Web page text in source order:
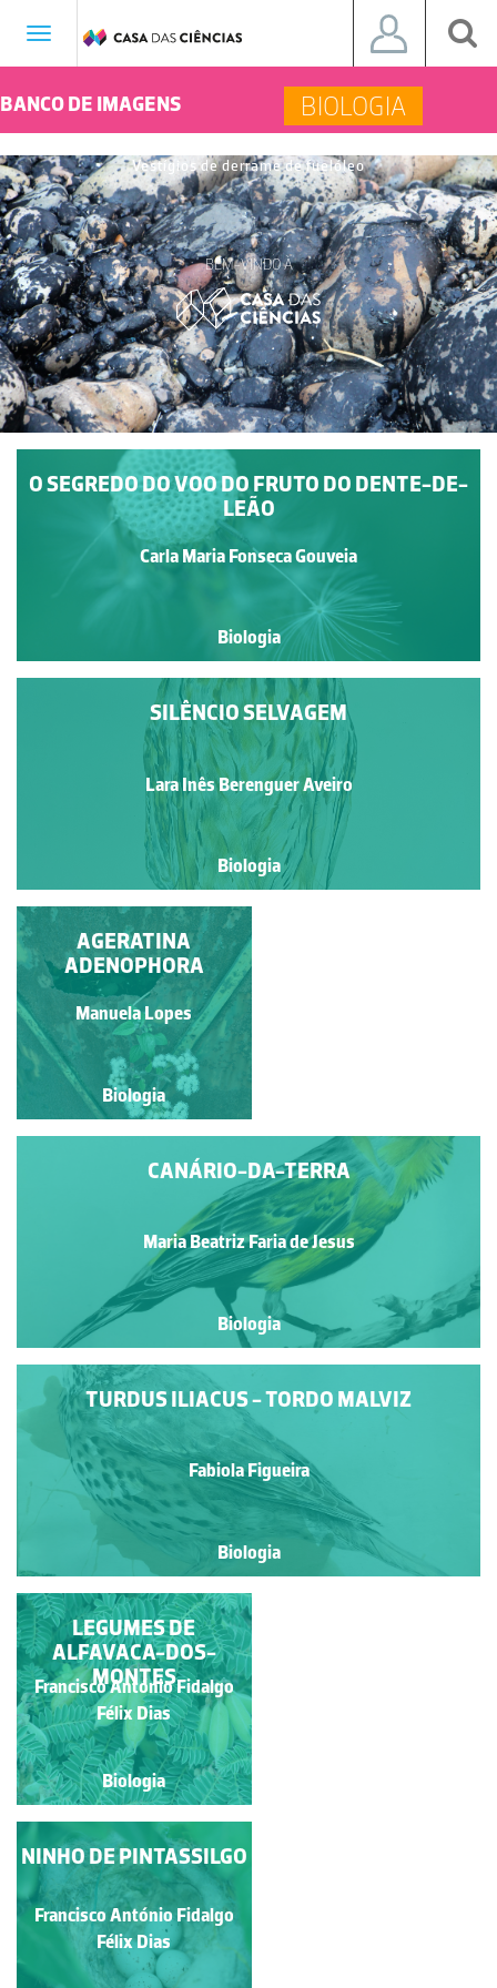
Toggle
BANCO DE IMAGENS BIOLOGIA
Vestígios de derrame de fuelóleo
BEM-VINDO À
O SEGREDO DO VOO DO FRUTO DO DENTE-DE-
LEÃO
Carla Maria Fonseca Gouveia
Biologia
SILÊNCIO SELVAGEM
Lara Inês Berenguer Aveiro
Biologia
MANTA (BUTEO
BUTEO HARTERTI)
Artur de Sá Melim
Biologia
CANÁRIO-DA-TERRA
Maria Beatriz Faria de Jesus
Biologia
TURDUS ILIACUS - TORDO MALVIZ
Fabiola Figueira
Biologia
AGERATINA
ADENOPHORA
Manuela Lopes
Biologia
INFLORESCÊNCIA DE
SABUGUEIRO
Manuela Lopes
Biologia
LEGUMES DE
ALFAVACA-DOS-
MONTES
Francisco António Fidalgo
Félix Dias
Biologia
ALFAVACA-DOS-
MONTES
Francisco António Fidalgo
Félix Dias
NINHO DE PINTASSILGO
Francisco António Fidalgo
Félix Dias